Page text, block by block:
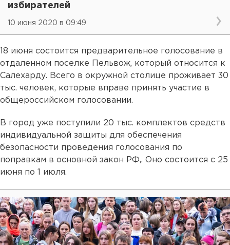
избирателей
10 июня 2020 в 09:49
18 июня состоится предварительное голосование в
отдаленном поселке Пельвож, который относится к
Салехарду. Всего в окружной столице проживает 30
тыс. человек, которые вправе принять участие в
общероссийском голосовании.
В город уже поступили 20 тыс. комплектов средств
индивидуальной защиты для обеспечения
безопасности проведения голосования по
поправкам в основной закон РФ,. Оно состоится с 25
июня по 1 июля.